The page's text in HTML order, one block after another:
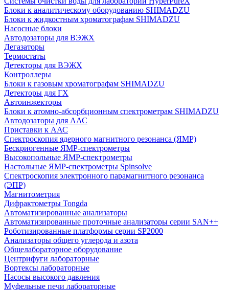
Блоки к аналитическому оборудованию SHIMADZU
Блоки к жидкостным хроматографам SHIMADZU
Насосные блоки
Автодозаторы для ВЭЖХ
Дегазаторы
Термостаты
Детекторы для ВЭЖХ
Контроллеры
Блоки к газовым хроматографам SHIMADZU
Детекторы для ГХ
Автоинжекторы
Блоки к атомно-абсорбционным спектрометрам SHIMADZU
Автодозаторы для ААС
Приставки к ААС
Спектроскопия ядерного магнитного резонанса (ЯМР)
Бескриогенные ЯМР‑спектрометры
Высокопольные ЯМР‑спектрометры
Настольные ЯМР‑спектрометры Spinsolve
Спектроскопия электронного парамагнитного резонанса
(ЭПР)
Магнитометрия
Дифрактометры Tongda
Автоматизированные анализаторы
Автоматизированные проточные анализаторы серии SAN++
Роботизированные платформы серии SP2000
Анализаторы общего углерода и азота
Общелабораторное оборудование
Центрифуги лабораторные
Вортексы лабораторные
Насосы высокого давления
Муфельные печи лабораторные